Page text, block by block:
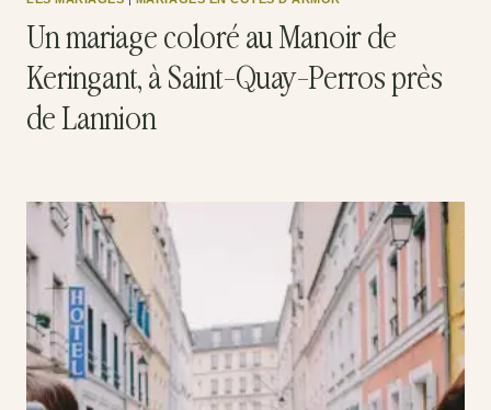
Un mariage coloré au Manoir de
Keringant, à Saint-Quay-Perros près
de Lannion